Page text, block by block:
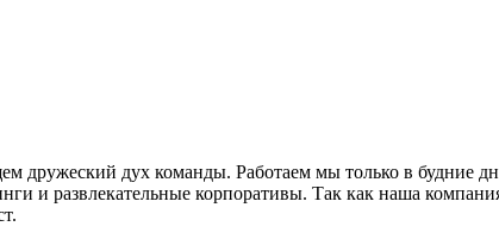
дух команды. Работаем мы только в будние
и развлекательные корпоративы. Так как наша